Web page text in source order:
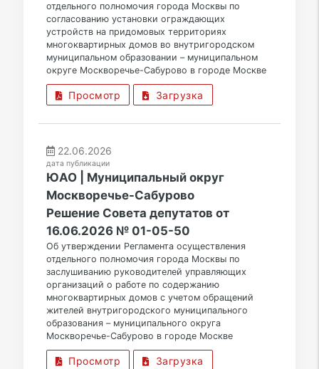
отдельного полномочия города Москвы по
согласованию установки ограждающих
устройств на придомовых территориях
многоквартирных домов во внутригородском
муниципальном образовании – муниципальном
округе Москворечье-Сабурово в городе Москве
Просмотр Загрузка
22.06.2026
дата публикации
ЮАО | Муниципальный округ
Москворечье-Сабурово
Решение Совета депутатов от
16.06.2026 № 01-05-50
Об утверждении Регламента осуществления
отдельного полномочия города Москвы по
заслушиванию руководителей управляющих
организаций о работе по содержанию
многоквартирных домов с учетом обращений
жителей внутригородского муниципального
образования – муниципального округа
Москворечье-Сабурово в городе Москве
Просмотр Загрузка